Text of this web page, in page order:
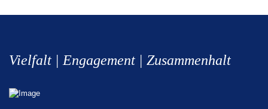
Vielfalt | Engagement | Zusammenhalt